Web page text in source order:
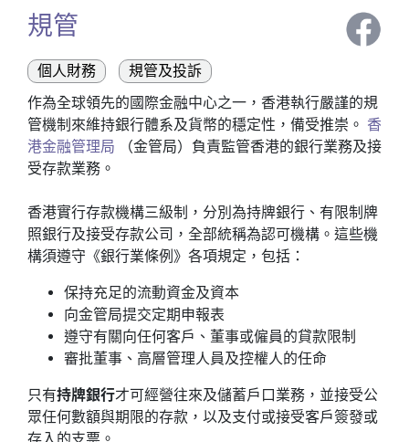
規管
個人財務
規管及投訴
作為全球領先的國際金融中心之一，香港執行嚴謹的規
管機制來維持銀行體系及貨幣的穩定性，備受推崇。 香
港金融管理局
（金管局）負責監管香港的銀行業務及接
受存款業務。
香港實行存款機構三級制，分別為持牌銀行、有限制牌
照銀行及接受存款公司，全部統稱為認可機構。這些機
構須遵守《銀行業條例》各項規定，包括：
保持充足的流動資金及資本
向金管局提交定期申報表
遵守有關向任何客戶、董事或僱員的貸款限制
審批董事、高層管理人員及控權人的任命
只有持牌銀行才可經營往來及儲蓄戶口業務，並接受公
眾任何數額與期限的存款，以及支付或接受客戶簽發或